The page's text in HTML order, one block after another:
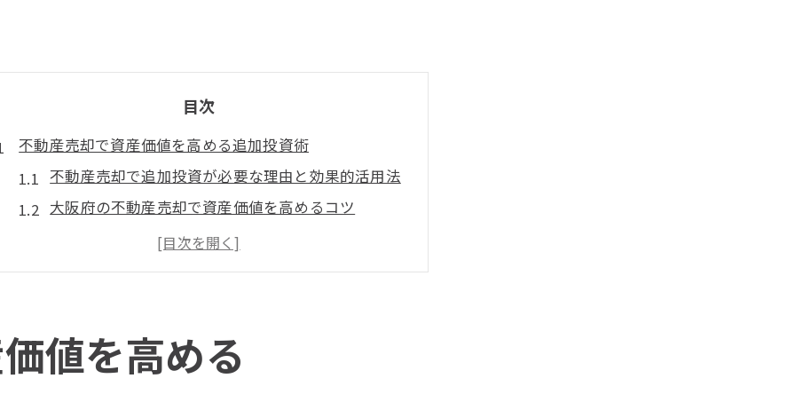
目次
不動産売却で資産価値を高める追加投資術
不動産売却で追加投資が必要な理由と効果的活用法
大阪府の不動産売却で資産価値を高めるコツ
追加投資と不動産売却益を両立させる方法
不動産売却追加投資のタイミングと判断基準
不動産売却時に追加投資を考えるべき理由
値を高める